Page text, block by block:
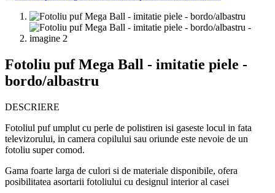
Fotoliu puf Mega Ball - imitatie piele -
bordo/albastru
DESCRIERE
Fotoliul puf umplut cu perle de polistiren isi gaseste locul in fata
televizorului, in camera copilului sau oriunde este nevoie de un
fotoliu super comod.
Gama foarte larga de culori si de materiale disponibile, ofera
posibilitatea asortarii fotoliului cu designul interior al casei